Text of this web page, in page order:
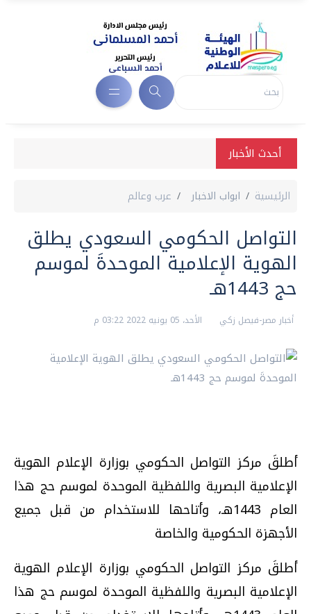
أحدث الأخبار
الرئيسية ابواب الاخبار عرب وعالم
التواصل الحكومي السعودي يطلق
الهوية الإعلامية الموحدةَ لموسم
حج 1443هـ
أخبار مصر-فيصل زكي الأحد، 05 يونيه 2022 03:22 م
أطلقَ مركز التواصل الحكومي بوزارة الإعلام الهوية
الإعلامية البصرية واللفظية الموحدة لموسم حج هذا
العام 1443هـ، وأتاحها للاستخدام من قبل جميع
الأجهزة الحكومية والخاصة
أطلقَ مركز التواصل الحكومي بوزارة الإعلام الهوية
الإعلامية البصرية واللفظية الموحدة لموسم حج هذا